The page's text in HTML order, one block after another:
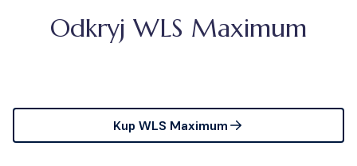
Odkryj WLS Maximum
Kup WLS Maximum